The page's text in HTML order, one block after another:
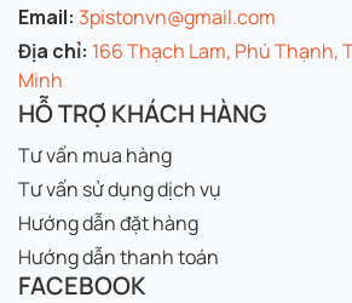
Email: 3pistonvn@gmail.com
Địa chỉ: 166 Thạch Lam, Phú Thạnh,
Minh
HỖ TRỢ KHÁCH HÀNG
Tư vấn mua hàng
Tư vấn sử dụng dịch vụ
Hướng dẫn đặt hàng
Hướng dẫn thanh toán
FACEBOOK